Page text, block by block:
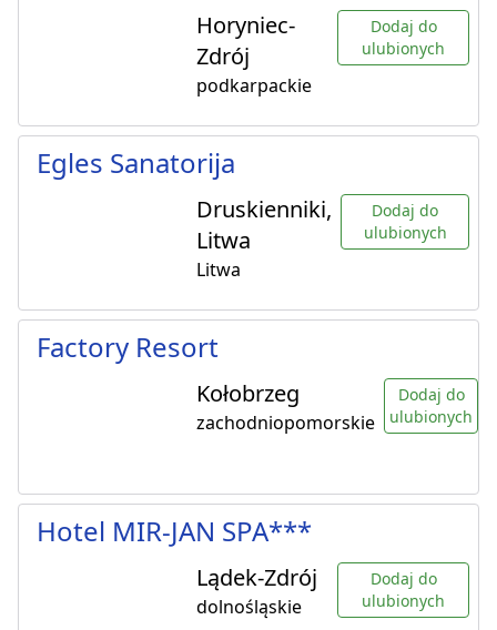
Horyniec-
Zdrój
podkarpackie
Dodaj do
ulubionych
Egles Sanatorija
Druskienniki,
Litwa
Litwa
Dodaj do
ulubionych
Factory Resort
Kołobrzeg
zachodniopomorskie
Dodaj do
ulubionych
Hotel MIR-JAN SPA***
Lądek-Zdrój
dolnośląskie
Dodaj do
ulubionych